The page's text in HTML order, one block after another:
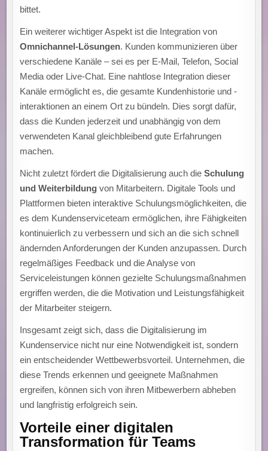
bittet.
Ein weiterer wichtiger Aspekt ist die Integration von
Omnichannel-Lösungen. Kunden kommunizieren über
verschiedene Kanäle – sei es per E-Mail, Telefon, Social
Media oder Live-Chat. Eine nahtlose Integration dieser
Kanäle ermöglicht es, die gesamte Kundenhistorie und -
interaktionen an einem Ort zu bündeln. Dies sorgt dafür,
dass die Kunden jederzeit und unabhängig von dem
verwendeten Kanal gleichbleibend gute Erfahrungen
machen.
Nicht zuletzt fördert die Digitalisierung auch dieSchulung
und Weiterbildung von Mitarbeitern. Digitale Tools und
Plattformen bieten interaktive Schulungsmöglichkeiten, die
es dem Kundenserviceteam ermöglichen, ihre Fähigkeiten
kontinuierlich zu verbessern und sich an die sich schnell
ändernden Anforderungen der Kunden anzupassen. Durch
regelmäßiges Feedback und die Analyse von
Serviceleistungen können gezielte Schulungsmaßnahmen
ergriffen werden, die die Motivation und Leistungsfähigkeit
der Mitarbeiter steigern.
Insgesamt zeigt sich, dass die Digitalisierung im
Kundenservice nicht nur eine Notwendigkeit ist, sondern
ein entscheidender Wettbewerbsvorteil. Unternehmen, die
diese Trends erkennen und geeignete Maßnahmen
ergreifen, können sich von ihren Mitbewerbern abheben
und langfristig erfolgreich sein.
Vorteile einer digitalen
Transformation für Teams